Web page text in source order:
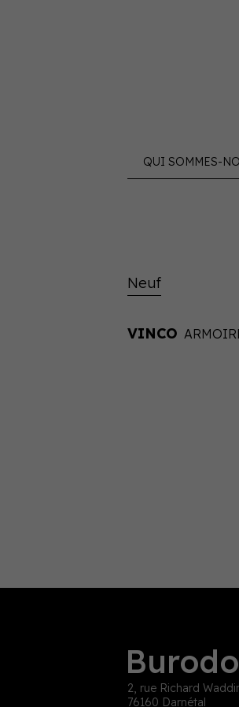
QUI SOMMES-
Neuf
VINCO
2, rue Richard
76160 Darnétal